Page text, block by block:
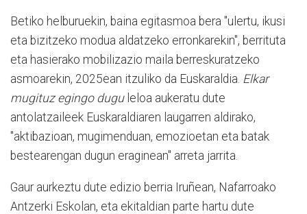
Betiko helburuekin, baina egitasmoa bera "ulertu, ikusi
eta bizitzeko modua aldatzeko erronkarekin", berrituta
eta hasierako mobilizazio maila berreskuratzeko
asmoarekin, 2025ean itzuliko da Euskaraldia. Elkar
mugituz egingo duguleloa aukeratu dute
antolatzaileek Euskaraldiaren laugarren aldirako,
"aktibazioan, mugimenduan, emozioetan eta batak
bestearengan dugun eraginean" arreta jarrita.
Gaur aurkeztu dute edizio berria Iruñean, Nafarroako
Antzerki Eskolan, eta ekitaldian parte hartu dute